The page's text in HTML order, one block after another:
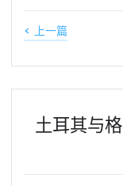
< 上一篇
土耳其与